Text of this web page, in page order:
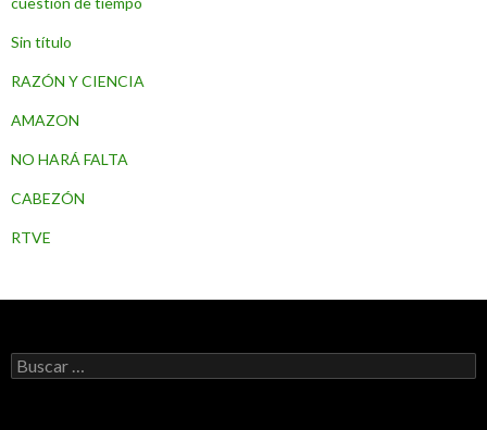
Sin título
RAZÓN Y CIENCIA
AMAZON
NO HARÁ FALTA
CABEZÓN
RTVE
B
u